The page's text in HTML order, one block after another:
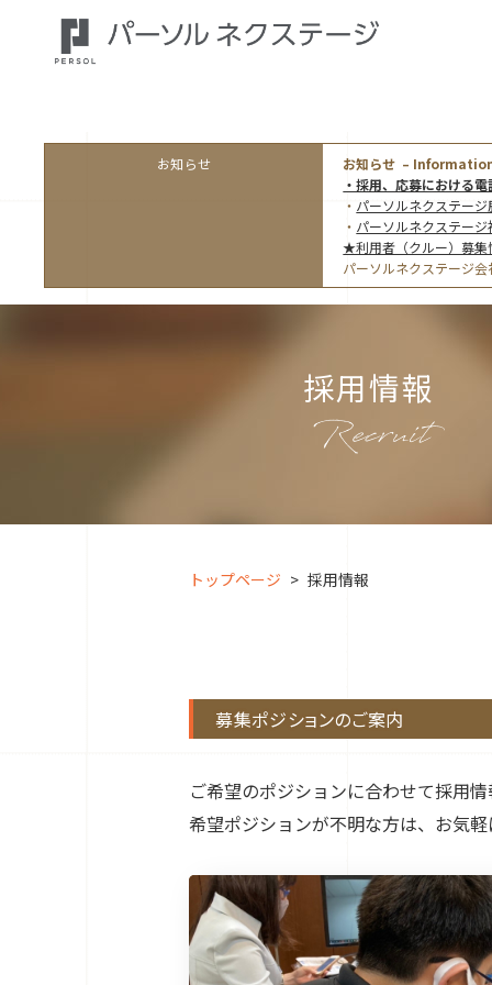
お知らせ
お知らせ –
・採用、応募における
・ パーソルネクステージ
・ パーソルネクステージ
★利用者（クルー）募
パーソルネクステージ
採用情報
トップページ 採用情報
募集ポジションのご案内
ご希望のポジションに合わせて採用
希望ポジションが不明な方は、お気